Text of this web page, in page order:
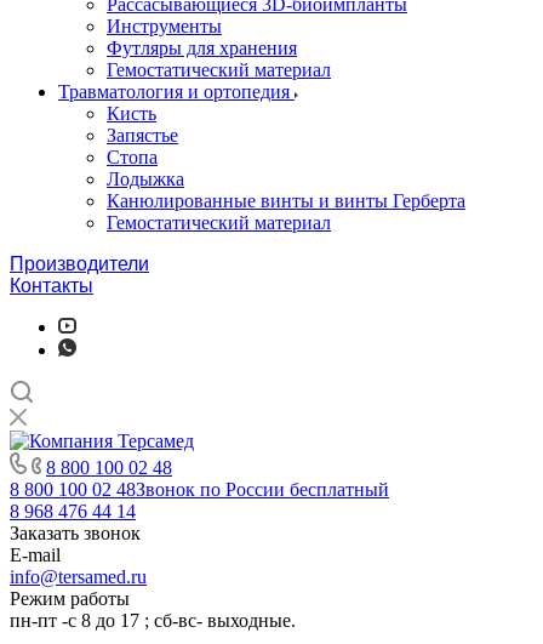
Рассасывающиеся 3D-биоимпланты
Инструменты
Футляры для хранения
Гемостатический материал
Травматология и ортопедия
Кисть
Запястье
Стопа
Лодыжка
Канюлированные винты и винты Герберта
Гемостатический материал
Производители
Контакты
8 800 100 02 48
8 800 100 02 48Звонок по России бесплатный
8 968 476 44 14
Заказать звонок
E-mail
info@tersamed.ru
Режим работы
пн-пт -с 8 до 17 ; сб-вс- выходные.